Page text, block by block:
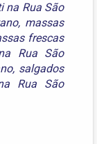
na Rua São
, massas
frescas
Rua São
, salgados
Rua São